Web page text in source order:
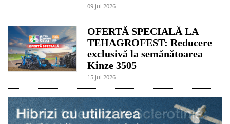
09 jul 2026
OFERTĂ SPECIALĂ LA
TEHAGROFEST: Reducere
exclusivă la semănătoarea
Kinze 3505
15 jul 2026